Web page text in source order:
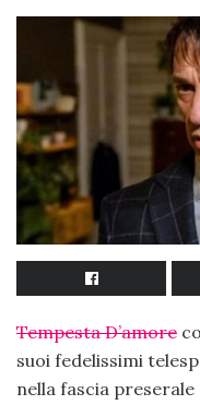
Tempesta D’amore
suoi fedelissimi
nella fascia preserale